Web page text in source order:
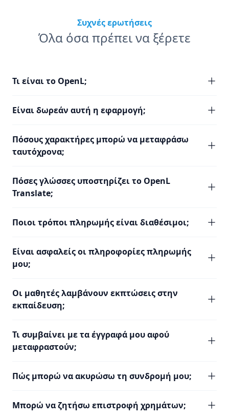
Συχνές ερωτήσεις
Όλα όσα πρέπει να ξέρετε
Τι είναι το OpenL;
Είναι δωρεάν αυτή η εφαρμογή;
Πόσους χαρακτήρες μπορώ να μεταφράσω
ταυτόχρονα;
Πόσες γλώσσες υποστηρίζει το OpenL
Translate;
Ποιοι τρόποι πληρωμής είναι διαθέσιμοι;
Είναι ασφαλείς οι πληροφορίες πληρωμής
μου;
Οι μαθητές λαμβάνουν εκπτώσεις στην
εκπαίδευση;
Τι συμβαίνει με τα έγγραφά μου αφού
μεταφραστούν;
Πώς μπορώ να ακυρώσω τη συνδρομή μου;
Μπορώ να ζητήσω επιστροφή χρημάτων;